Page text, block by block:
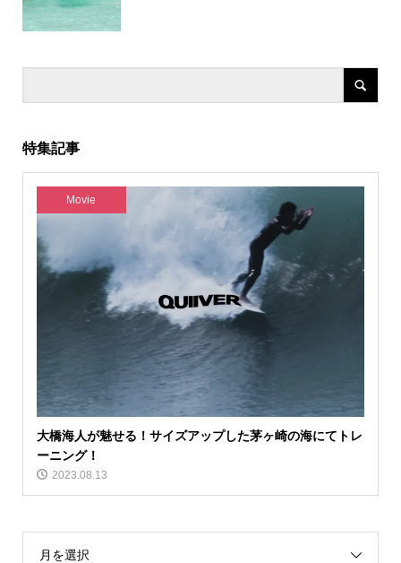
特集記事
Movie
大橋海人が魅せる！サイズアップした茅ヶ崎の海にてトレ
ーニング！
2023.08.13
月を選択